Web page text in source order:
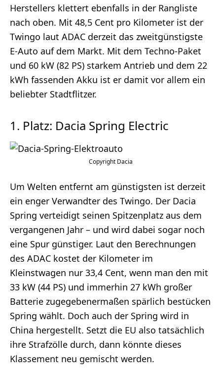
Herstellers klettert ebenfalls in der Rangliste
nach oben. Mit 48,5 Cent pro Kilometer ist der
Twingo laut ADAC derzeit das zweitgünstigste
E-Auto auf dem Markt. Mit dem Techno-Paket
und 60 kW (82 PS) starkem Antrieb und dem 22
kWh fassenden Akku ist er damit vor allem ein
beliebter Stadtflitzer.
1. Platz: Dacia Spring Electric
Dacia
Um Welten entfernt am günstigsten ist derzeit
ein enger Verwandter des Twingo. Der Dacia
Spring verteidigt seinen Spitzenplatz aus dem
vergangenen Jahr – und wird dabei sogar noch
eine Spur günstiger. Laut den Berechnungen
des ADAC kostet der Kilometer im
Kleinstwagen nur 33,4 Cent, wenn man den mit
33 kW (44 PS) und immerhin 27 kWh großer
Batterie zugegebenermaßen spärlich bestücken
Spring wählt. Doch auch der Spring wird in
China hergestellt. Setzt die EU also tatsächlich
ihre Strafzölle durch, dann könnte dieses
Klassement neu gemischt werden.